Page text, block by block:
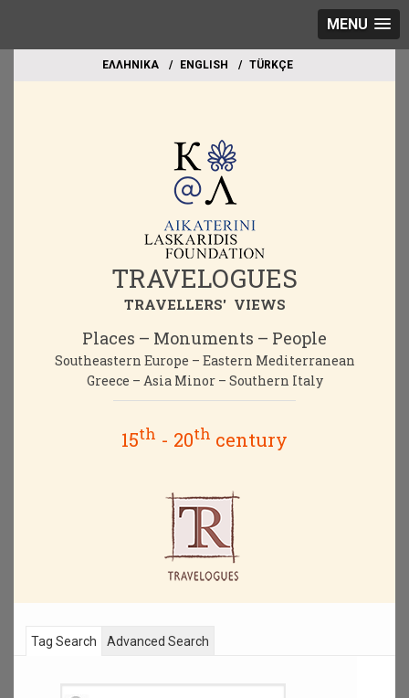
MENU
EΛΛΗΝΙΚΑ ΕΝGLISH TÜRKÇE
TRAVELOGUES
TRAVELLERS' VIEWS
Places – Monuments – People
Southeastern Europe – Eastern Mediterranean
Greece – Asia Minor – Southern Italy
15th - 20th century
Tag Search Advanced Search